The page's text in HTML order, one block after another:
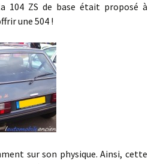
104 ZS de base était proposé à
une 504 !
sur son physique. Ainsi, cette